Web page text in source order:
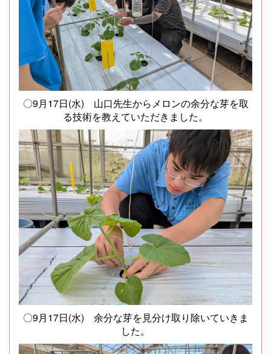
〇9月17日(水) 山口先生からメロンの余分な芽を取
る技術を教えていただきました。
〇9月17日(水) 余分な芽を見分け取り除いていきま
した。